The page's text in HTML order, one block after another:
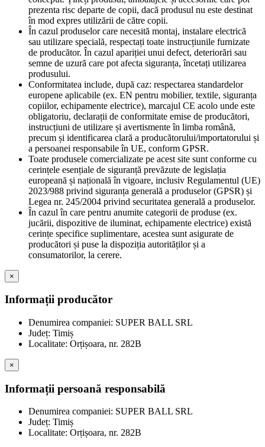
prezenta risc departe de copii, dacă produsul nu este destinat
în mod expres utilizării de către copii.
În cazul produselor care necesită montaj, instalare electrică
sau utilizare specială, respectați toate instrucțiunile furnizate
de producător. În cazul apariției unui defect, deteriorări sau
semne de uzură care pot afecta siguranța, încetați utilizarea
produsului.
Conformitatea include, după caz: respectarea standardelor
europene aplicabile (ex. EN pentru mobilier, textile, siguranța
copiilor, echipamente electrice), marcajul CE acolo unde este
obligatoriu, declarații de conformitate emise de producători,
instrucțiuni de utilizare și avertismente în limba română,
precum și identificarea clară a producătorului/importatorului și
a persoanei responsabile în UE, conform GPSR.
Toate produsele comercializate pe acest site sunt conforme cu
cerințele esențiale de siguranță prevăzute de legislația
europeană și națională în vigoare, inclusiv Regulamentul (UE)
2023/988 privind siguranța generală a produselor (GPSR) și
Legea nr. 245/2004 privind securitatea generală a produselor.
În cazul în care pentru anumite categorii de produse (ex.
jucării, dispozitive de iluminat, echipamente electrice) există
cerințe specifice suplimentare, acestea sunt asigurate de
producători și puse la dispoziția autorităților și a
consumatorilor, la cerere.
×
Informații producător
Denumirea companiei: SUPER BALL SRL
Județ: Timiș
Localitate: Orțișoara, nr. 282B
×
Informații persoană responsabilă
Denumirea companiei: SUPER BALL SRL
Județ: Timiș
Localitate: Orțișoara, nr. 282B